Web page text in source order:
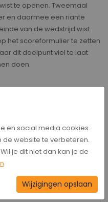
te openen. Tweemaal
en daarmee een riante
van de wedstrijd wist
het scoreformulier te zetten
dit doelpunt viel te laat
doen.
en social media cookies.
de website te verbeteren.
je dit niet dan kan je de
Wijzigingen opslaan